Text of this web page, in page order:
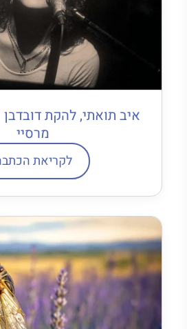
איב תואתי, להקת
מרסיי
לקריאת